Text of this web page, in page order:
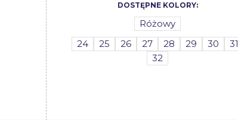
DOSTĘPNE KOLORY:
Różowy
24
25 26 27 28 29 30
31
32